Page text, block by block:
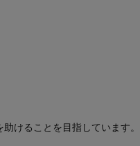
けることを目指しています。